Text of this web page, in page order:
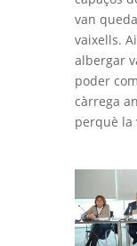
van
vaixells.
albergar
poder
càrrega
perquè la